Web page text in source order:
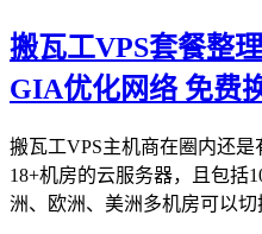
搬瓦工VPS套餐整
GIA优化网络 免费
搬瓦工VPS主机商在圈内还
18+机房的云服务器，且包括
洲、欧洲、美洲多机房可以切